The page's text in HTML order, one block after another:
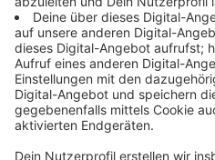
nicht allein beim bei den
DGB stehen auch Arbeits-
Landwirtschaftsministerium
"Das
versprochen, den
zu unseren